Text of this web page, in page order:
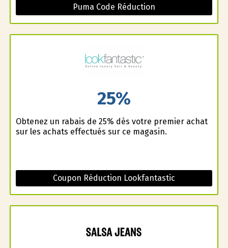
Puma Code Réduction
25%
Obtenez un rabais de 25% dès votre premier achat
sur les achats effectués sur ce magasin.
Coupon Réduction Lookfantastic